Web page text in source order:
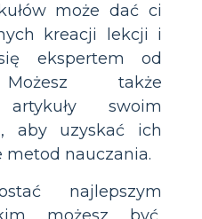
może dać ci
kreacji lekcji i
ekspertem od
Możesz także
swoim
aby uzyskać ich
metod nauczania.
najlepszym